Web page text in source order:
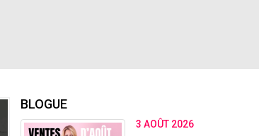
BLOGUE
3 AOÛT 2026